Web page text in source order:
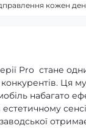
Pro стане
Ця
набагато
естетичному
кожен